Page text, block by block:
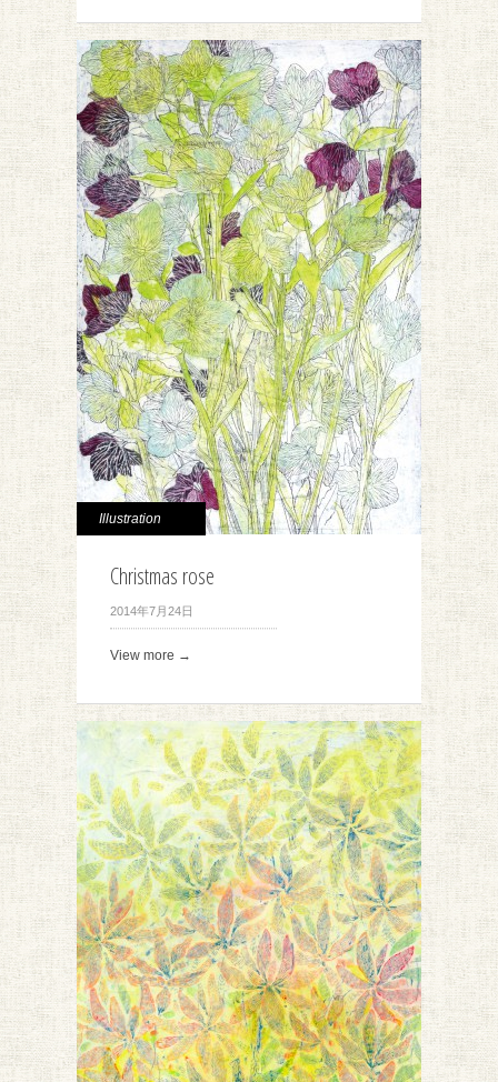
Illustration
Christmas rose
2014年7月24日
View more →